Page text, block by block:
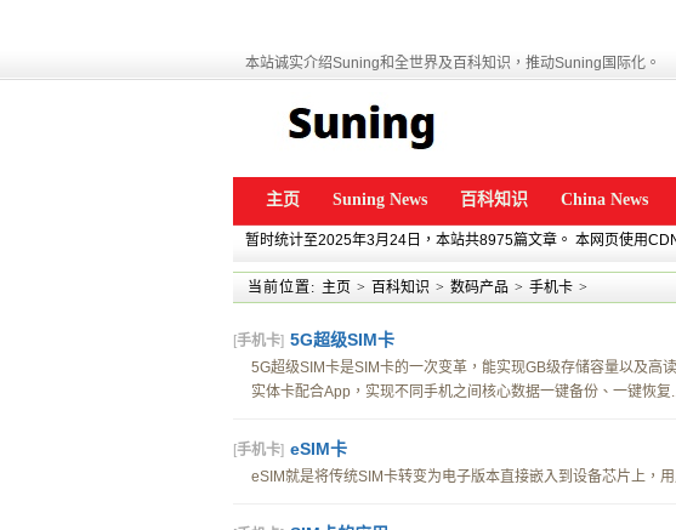
本站诚实介绍Suning和全世界及百科知识，推动Suning国际化。
主页 Suning News 百科知识 China News
暂时统计至2025年3月24日，本站共8975篇文章。 本网页使用
当前位置: 主页 > 百科知识 > 数码产品 > 手机卡 >
[手机卡] 5G超级SIM卡
5G超级SIM卡是SIM卡的一次变革，能实现GB级存储容量以及高
实体卡配合App，实现不同手机之间核心数据一键备份、一键恢复
[手机卡] eSIM卡
eSIM就是将传统SIM卡转变为电子版本直接嵌入到设备芯片上，